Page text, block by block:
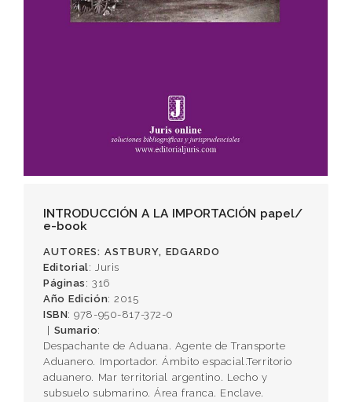
INTRODUCCIÓN A LA IMPORTACIÓN papel/
e-book
AUTORES: ASTBURY, EDGARDO
Editorial: Juris
Páginas : 316
Año Edición: 2015
ISBN: 978-950-817-372-0
Sumario:
Despachante de Aduana. Agente de Transporte
Aduanero. Importador. Ámbito espacial.Territorio
aduanero. Mar territorial argentino. Lecho y
subsuelo submarino. Área franca. Enclave.